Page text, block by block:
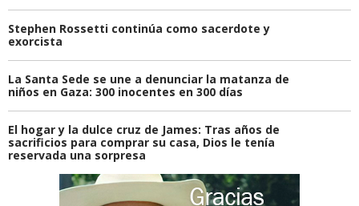
Stephen Rossetti continúa como sacerdote y
exorcista
La Santa Sede se une a denunciar la matanza de
niños en Gaza: 300 inocentes en 300 días
El hogar y la dulce cruz de James: Tras años de
sacrificios para comprar su casa, Dios le tenía
reservada una sorpresa